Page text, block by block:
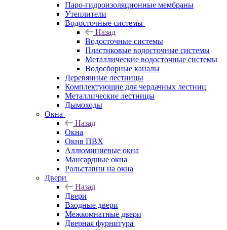
Паро-гидроизоляционные мембраны
Утеплители
Водосточные системы
Назад
Водосточные системы
Пластиковые водосточные системы
Металлические водосточные системы
Водосборные каналы
Деревянные лестницы
Комплектующие для чердачных лестниц
Металлические лестницы
Дымоходы
Окна
Назад
Окна
Окнв ПВХ
Аллюминиевые окна
Мансардные окна
Рольставни на окна
Двери
Назад
Двери
Входные двери
Межкомнатные двери
Дверная фурнитура